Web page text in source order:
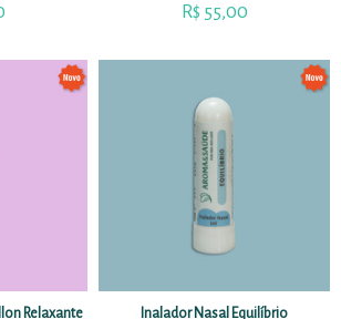
R$ 55,00
Relaxante Inalador Nasal Equilíbrio